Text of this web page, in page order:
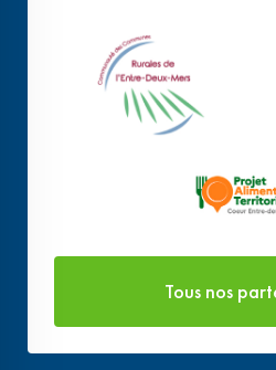
Tous nos